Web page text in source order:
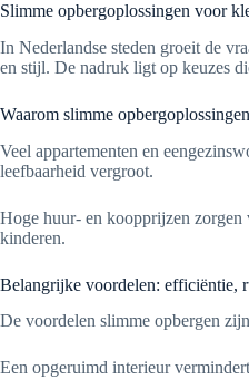
Slimme opbergoplossingen voor
In Nederlandse steden groeit de
en stijl. De nadruk ligt op keuzes
Waarom slimme
Veel appartementen en
leefbaarheid vergroot.
Hoge huur- en koopprijzen zorgen
kinderen.
Belangrijke voordelen: efficiëntie,
De voordelen slimme opbergen
Een opgeruimd interieur